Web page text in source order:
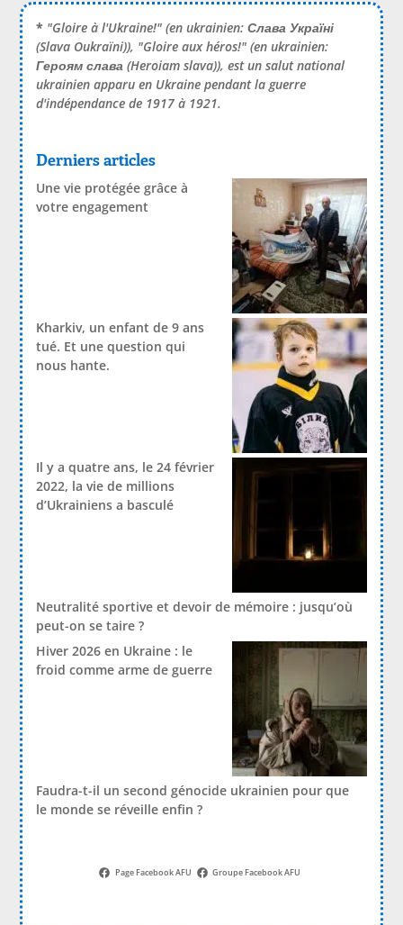
* "Gloire à l'Ukraine!" (en ukrainien:Слава Україні
(Slava Oukraïni)), "Gloire aux héros!" (en ukrainien:
Героям слава (Heroiam slava)), est un salut national
ukrainien apparu en Ukraine pendant la guerre
d'indépendance de 1917 à 1921.
Derniers articles
Une vie protégée grâce à
votre engagement
Kharkiv, un enfant de 9 ans
tué. Et une question qui
nous hante.
Il y a quatre ans, le 24 février
2022, la vie de millions
d’Ukrainiens a basculé
Neutralité sportive et devoir de mémoire : jusqu’où
peut-on se taire ?
Hiver 2026 en Ukraine : le
froid comme arme de guerre
Faudra-t-il un second génocide ukrainien pour que
le monde se réveille enfin ?
Page Facebook AFU Groupe Facebook AFU